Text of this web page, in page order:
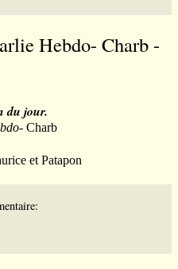
Hebdo- Charb -
du jour.
- Charb
et Patapon